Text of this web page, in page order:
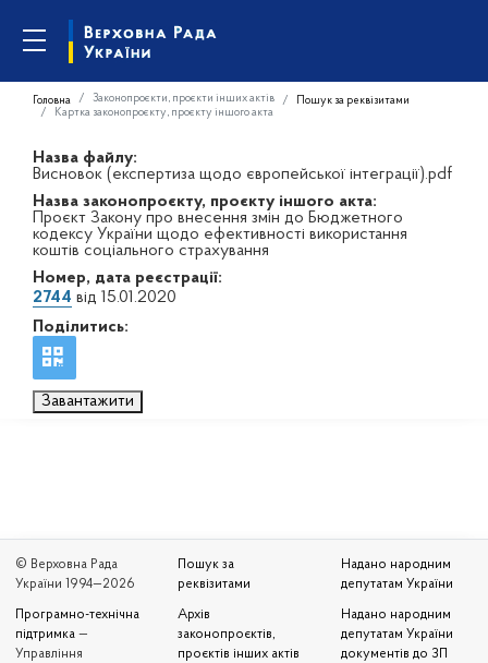
Головна Законопроєкти, проєкти інших актів
Пошук за реквізитами
Картка законопроєкту, проєкту іншого акта
Назва файлу:
Висновок (експертиза щодо європейської інтеграції).pdf
Назва законопроєкту, проєкту іншого акта:
Проєкт Закону про внесення змін до Бюджетного
кодексу України щодо ефективності використання
коштів соціального страхування
Номер, дата реєстрації:
2744 від 15.01.2020
Поділитись:
Завантажити
© Верховна Рада
України 1994—2026
Програмно-технічна
підтримка —
Управління
Пошук за
реквізитами
Архів
законопроєктів,
проєктів інших актів
Надано народним
депутатам України
Надано народним
депутатам України
документів до ЗП